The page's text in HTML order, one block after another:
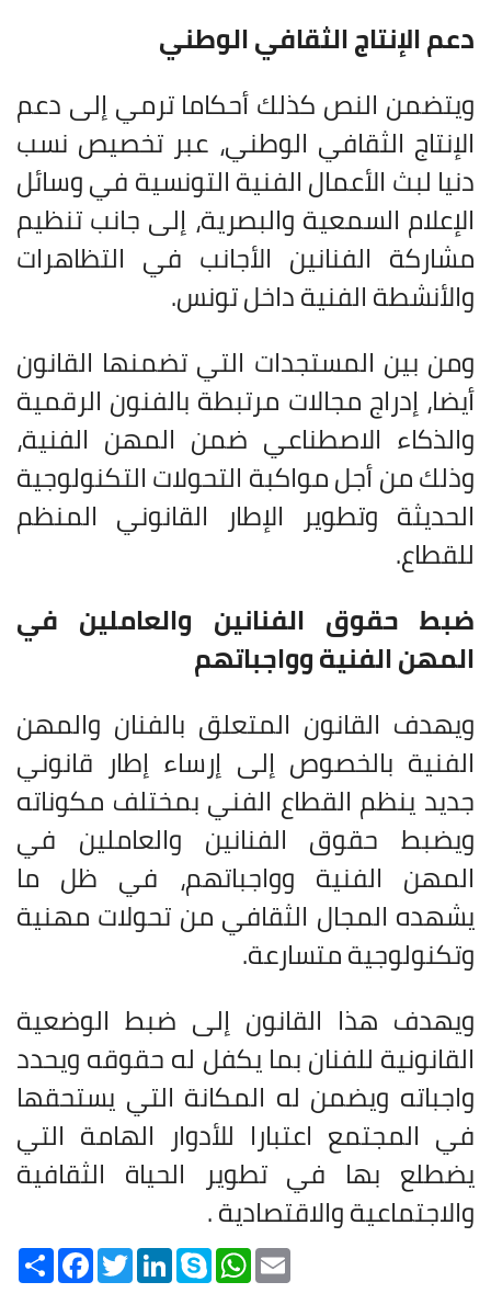
دعم الإنتاج الثقافي الوطني
ويتضمن النص كذلك أحكاما ترمي إلى دعم
الإنتاج الثقافي الوطني، عبر تخصيص نسب
دنيا لبث الأعمال الفنية التونسية في وسائل
الإعلام السمعية والبصرية، إلى جانب تنظيم
مشاركة الفنانين الأجانب في التظاهرات
والأنشطة الفنية داخل تونس.
ومن بين المستجدات التي تضمنها القانون
أيضا، إدراج مجالات مرتبطة بالفنون الرقمية
والذكاء الاصطناعي ضمن المهن الفنية،
وذلك من أجل مواكبة التحولات التكنولوجية
الحديثة وتطوير الإطار القانوني المنظم
للقطاع.
ضبط حقوق الفنانين والعاملين في
المهن الفنية وواجباتهم
ويهدف القانون المتعلق بالفنان والمهن
الفنية بالخصوص إلى إرساء إطار قانوني
جديد ينظم القطاع الفني بمختلف مكوناته
ويضبط حقوق الفنانين والعاملين في
المهن الفنية وواجباتهم، في ظل ما
يشهده المجال الثقافي من تحولات مهنية
وتكنولوجية متسارعة.
ويهدف هذا القانون إلى ضبط الوضعية
القانونية للفنان بما يكفل له حقوقه ويحدد
واجباته ويضمن له المكانة التي يستحقها
في المجتمع اعتبارا للأدوار الهامة التي
يضطلع بها في تطوير الحياة الثقافية
والاجتماعية والاقتصادية.
Share FacebookTwitterLinkedInSkype WhatsApp